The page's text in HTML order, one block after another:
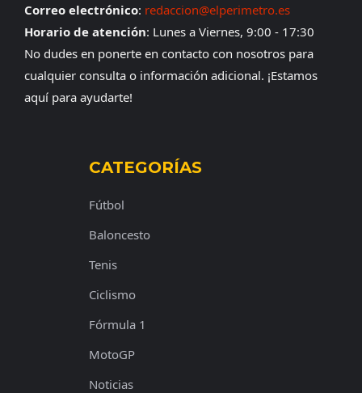
Correo electrónico: redaccion@elperimetro.es
Horario de atención: Lunes a Viernes, 9:00 - 17:30
No dudes en ponerte en contacto con nosotros para
cualquier consulta o información adicional. ¡Estamos
aquí para ayudarte!
CATEGORÍAS
Fútbol
Baloncesto
Tenis
Ciclismo
Fórmula 1
MotoGP
Noticias